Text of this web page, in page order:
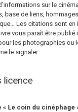
sur le
base de liens,
Les citations sont en
vous paraît être publié
les photographies ou
le signaler.
licence
« Le coin du cinéphage